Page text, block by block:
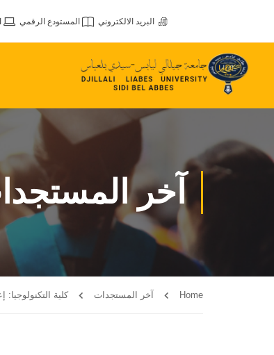
البريد الالكتروني المستودع الرقمي
آخر
Home آخر المستجدات كلية التكنولوجيا: